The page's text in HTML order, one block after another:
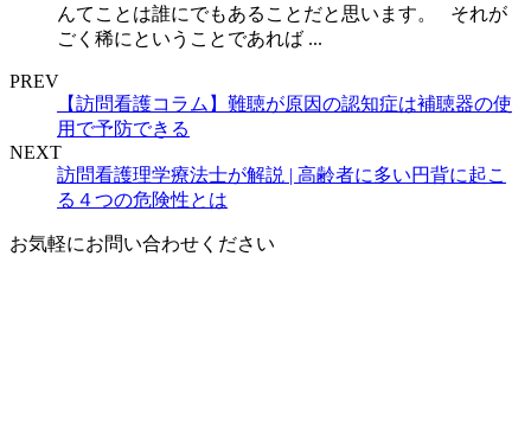
んてことは誰にでもあることだと思います。 それが
ごく稀にということであれば ...
PREV
【訪問看護コラム】難聴が原因の認知症は補聴器の使
用で予防できる
NEXT
訪問看護理学療法士が解説 | 高齢者に多い円背に起こ
る４つの危険性とは
お気軽にお問い合わせください